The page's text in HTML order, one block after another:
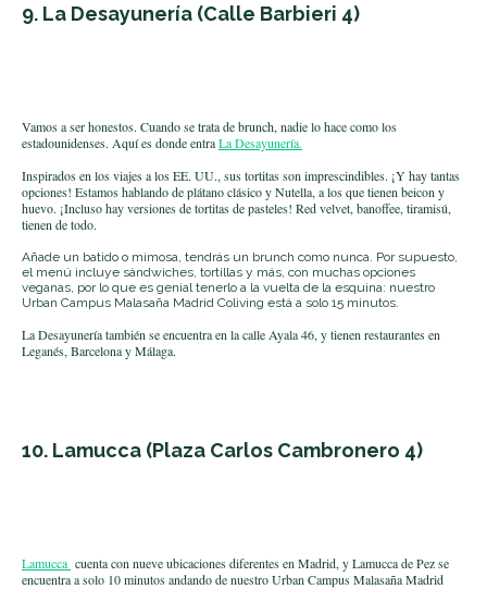
9. La Desayunería (Calle Barbieri 4)
Vamos a ser honestos. Cuando se trata de brunch, nadie lo hace como los
estadounidenses. Aquí es donde entraLa Desayunería.
Inspirados en los viajes a los EE. UU., sus tortitas son imprescindibles. ¡Y hay tantas
opciones! Estamos hablando de plátano clásico y Nutella, a los que tienen beicon y
huevo. ¡Incluso hay versiones de tortitas de pasteles! Red velvet, banoffee, tiramisú,
tienen de todo.
Añade un batido o mimosa, tendrás un brunch como nunca. Por supuesto,
el menú incluye sándwiches, tortillas y más, con muchas opciones
veganas, por lo que es genial tenerlo a la vuelta de la esquina: nuestro
Urban Campus Malasaña Madrid Coliving está a solo 15 minutos.
La Desayunería también se encuentra en la calle Ayala 46, y tienen restaurantes en
Leganés, Barcelona y Málaga.
10. Lamucca (Plaza Carlos Cambronero 4)
Lamucca cuenta con nueve ubicaciones diferentes en Madrid, y Lamucca de Pez se
encuentra a solo 10 minutos andandode nuestro Urban Campus Malasaña Madrid